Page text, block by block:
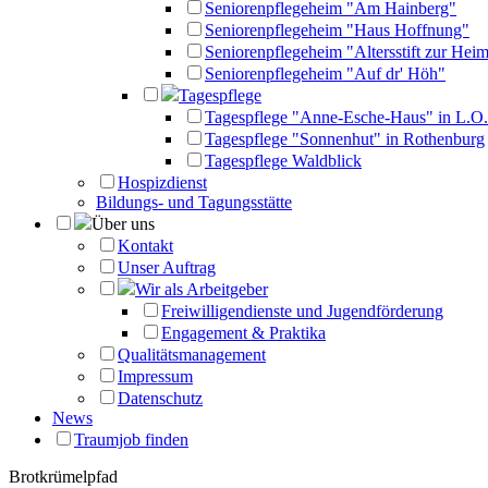
Seniorenpflegeheim "Am Hainberg"
Seniorenpflegeheim "Haus Hoffnung"
Seniorenpflegeheim "Altersstift zur
Seniorenpflegeheim "Auf dr' Höh"
Tagespflege
Tagespflege "Anne-Esche-Haus" in L.O.
Tagespflege "Sonnenhut" in Rothenburg
Tagespflege Waldblick
Hospizdienst
Bildungs- und Tagungsstätte
Über uns
Kontakt
Unser Auftrag
Wir als Arbeitgeber
Freiwilligendienste und Jugendförderung
Engagement & Praktika
Qualitätsmanagement
Impressum
Datenschutz
News
Traumjob finden
Brotkrümelpfad